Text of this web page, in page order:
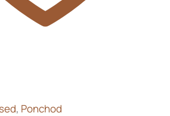
, Ponchod